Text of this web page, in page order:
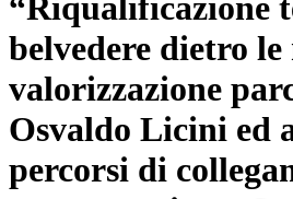
“Riqualificazione
belvedere dietro
valorizzazione
Osvaldo Licini ed
percorsi di